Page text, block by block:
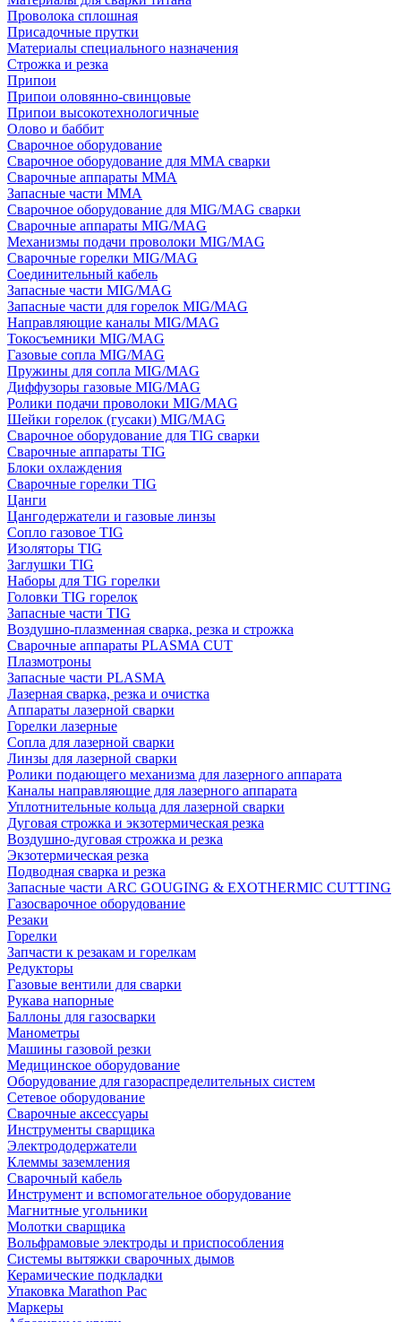
Проволока сплошная
Присадочные прутки
Материалы специального назначения
Строжка и резка
Припои
Припои оловянно-свинцовые
Припои высокотехнологичные
Олово и баббит
Сварочное оборудование
Сварочное оборудование для MMA сварки
Сварочные аппараты MMA
Запасные части MMA
Сварочное оборудование для MIG/MAG сварки
Сварочные аппараты MIG/MAG
Механизмы подачи проволоки MIG/MAG
Сварочные горелки MIG/MAG
Соединительный кабель
Запасные части MIG/MAG
Запасные части для горелок MIG/MAG
Направляющие каналы MIG/MAG
Токосъемники MIG/MAG
Газовые сопла MIG/MAG
Пружины для сопла MIG/MAG
Диффузоры газовые MIG/MAG
Ролики подачи проволоки MIG/MAG
Шейки горелок (гусаки) MIG/MAG
Сварочное оборудование для TIG сварки
Сварочные аппараты TIG
Блоки охлаждения
Сварочные горелки TIG
Цанги
Цангодержатели и газовые линзы
Сопло газовое TIG
Изоляторы TIG
Заглушки TIG
Наборы для TIG горелки
Головки TIG горелок
Запасные части TIG
Воздушно-плазменная сварка, резка и строжка
Сварочные аппараты PLASMA CUT
Плазмотроны
Запасные части PLASMA
Лазерная сварка, резка и очистка
Аппараты лазерной сварки
Горелки лазерные
Сопла для лазерной сварки
Линзы для лазерной сварки
Ролики подающего механизма для лазерного аппарата
Каналы направляющие для лазерного аппарата
Уплотнительные кольца для лазерной сварки
Дуговая строжка и экзотермическая резка
Воздушно-дуговая строжка и резка
Экзотермическая резка
Подводная сварка и резка
Запасные части ARC GOUGING & EXOTHERMIC CUTTING
Газосварочное оборудование
Резаки
Горелки
Запчасти к резакам и горелкам
Редукторы
Газовые вентили для сварки
Рукава напорные
Баллоны для газосварки
Манометры
Машины газовой резки
Медицинское оборудование
Оборудование для газораспределительных систем
Сетевое оборудование
Сварочные аксессуары
Инструменты сварщика
Электрододержатели
Клеммы заземления
Сварочный кабель
Инструмент и вспомогательное оборудование
Магнитные угольники
Молотки сварщика
Вольфрамовые электроды и приспособления
Системы вытяжки сварочных дымов
Керамические подкладки
Упаковка Marathon Pac
Маркеры